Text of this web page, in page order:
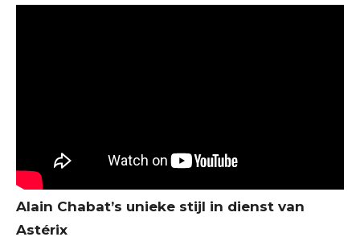
Alain Chabat’s unieke stijl in dienst van
Astérix